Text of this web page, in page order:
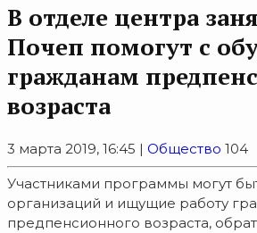
В отделе центра
Почеп помогут с
гражданам
возраста
3 марта 2019, 16:45 | Общество 104
Участниками программы могут
организаций и ищущие работу
предпенсионного возраста,